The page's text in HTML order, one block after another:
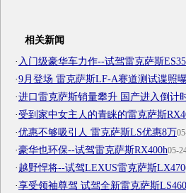
相关新闻
· 入门级豪华车力作--试驾雷克萨斯
·9月登场 雷克萨斯LF-A赛道测试谍照
·进口雷克萨斯销量攀升 国产进入倒计
·受到家中女主人的青睐的雷克萨斯
·优惠不够吸引人 雷克萨斯LS优惠8万
·豪华也环保--试驾雷克萨斯RX400h05-
·越野悍将--试驾LEXUS雷克萨斯LX470
·享受领袖尊驾 试驾全新雷克萨斯